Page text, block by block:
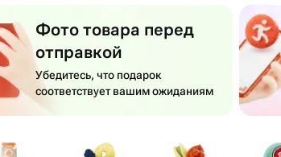
Фото товара перед
отправкой
Убедитесь, что подарок
соответствует вашим ожиданиям